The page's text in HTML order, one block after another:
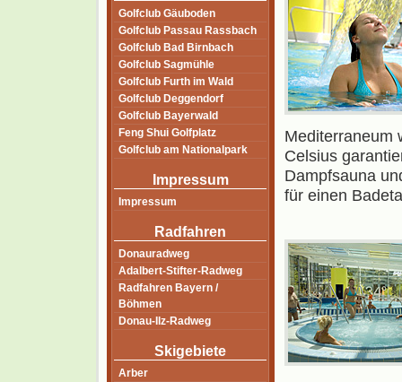
Golfclub Gäuboden
Golfclub Passau Rassbach
Golfclub Bad Birnbach
Golfclub Sagmühle
Golfclub Furth im Wald
Golfclub Deggendorf
Golfclub Bayerwald
Feng Shui Golfplatz
Golfclub am Nationalpark
Impressum
Impressum
Radfahren
Donauradweg
Adalbert-Stifter-Radweg
Radfahren Bayern /
Böhmen
Donau-Ilz-Radweg
Skigebiete
Arber
Mediterraneum
Celsius
Dampfsauna
für einen